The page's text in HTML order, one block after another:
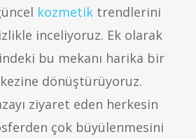
kozmetiktrendlerini
inceliyoruz. Ek olarak
bu mekanı harika bir
dönüştürüyoruz.
ziyaret eden herkesin
çok büyülenmesini